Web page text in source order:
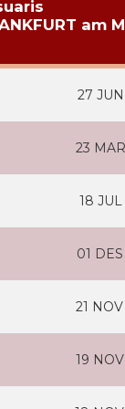
am
27
23
18 JUL
01
21
19